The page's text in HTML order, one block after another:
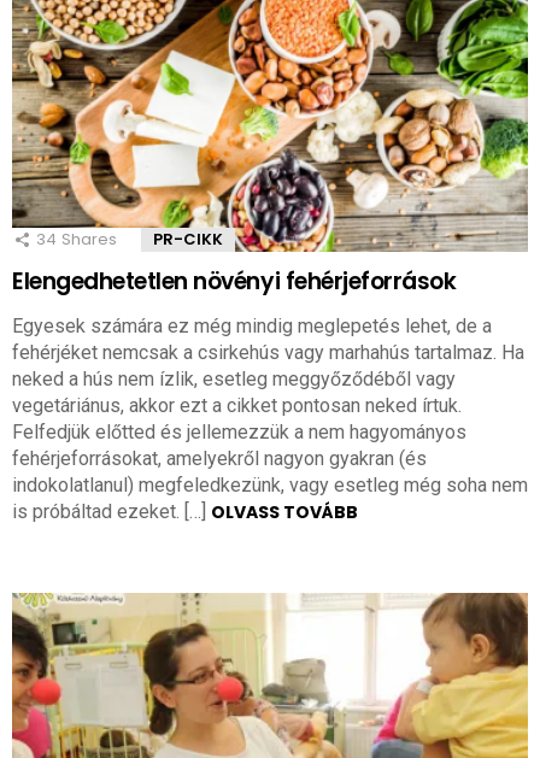
34 Shares PR-CIKK
Elengedhetetlen növényi fehérjeforrások
Egyesek számára ez még mindig meglepetés lehet, de a
fehérjéket nemcsak a csirkehús vagy marhahús tartalmaz. Ha
neked a hús nem ízlik, esetleg meggyőződéből vagy
vegetáriánus, akkor ezt a cikket pontosan neked írtuk.
Felfedjük előtted és jellemezzük a nem hagyományos
fehérjeforrásokat, amelyekről nagyon gyakran (és
indokolatlanul) megfeledkezünk, vagy esetleg még soha nem
is próbáltad ezeket. […] OLVASS TOVÁBB